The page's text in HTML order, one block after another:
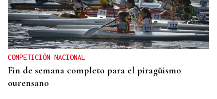
COMPETICIÓN NACIONAL
Fin de semana completo para el piragüismo
ourensano